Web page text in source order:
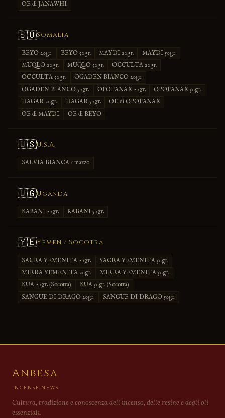
OE di JANAWHI
🇸🇴Somalia
BEYO 20gr. BEYO 50gr. MAYDI 20gr.
MAYDI 50gr.
MUQLO 20gr.
MUQLO 50gr.
OCCULTA 20gr.
OCCULTA 50gr.
OGADEN BIANCO 20gr.
OGADEN BIANCO 50gr.
OPOPANAX 20gr.
OPOPANAX 50gr.
HAGAR 20gr.
HAGAR 50gr.
OE di OPOPANAX
OE di MAYDI
OE di BEYO
🇺🇸U.S.A.
SALVIA BIANCA 1 mazzo
🇺🇬Uganda
KABANI 20gr. KABANI 50gr.
🇾🇪Yemen / Socotra
SACRA YEMENITA 20gr.
SACRA YEMENITA 50gr.
MIRRA YEMENITA 20gr.
MIRRA YEMENITA 50gr.
KUA 20gr. (Socotra)
KUA 50gr. (Socotra)
SANGUE DI DRAGO 20gr.
SANGUE DI DRAGO 50gr.
Anbesa
INCENSE NEWS
Cultura, tradizione e conoscenza dell'incenso, delle resine e degli oli
essenziali.